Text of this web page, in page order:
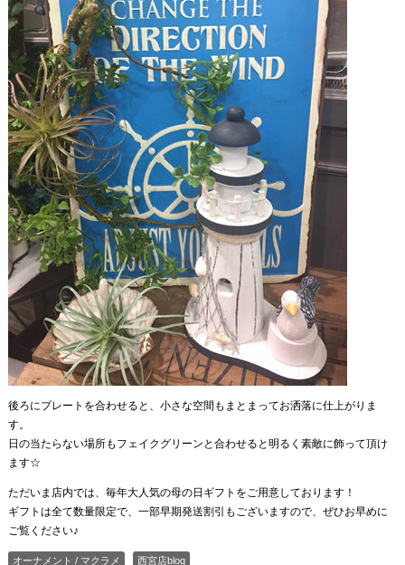
後ろにプレートを合わせると、小さな空間もまとまってお洒落に仕上がりま
す。
日の当たらない場所もフェイクグリーンと合わせると明るく素敵に飾って頂け
ます☆
ただいま店内では、毎年大人気の母の日ギフトをご用意しております！
ギフトは全て数量限定で、一部早期発送割引もございますので、ぜひお早めに
ご覧ください♪
オーナメント / マクラメ 西宮店blog